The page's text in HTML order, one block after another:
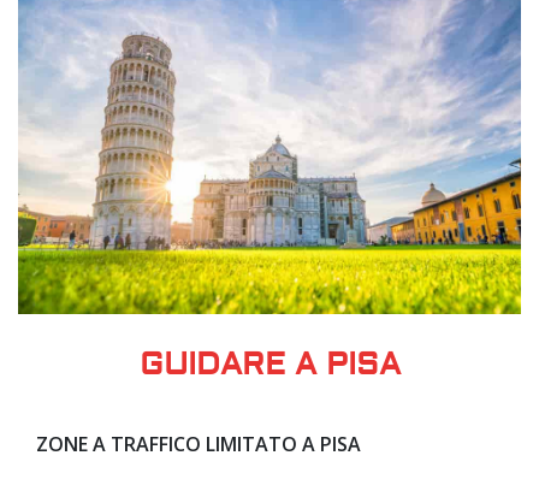
GUIDARE A PISA
ZONE A TRAFFICO LIMITATO A PISA